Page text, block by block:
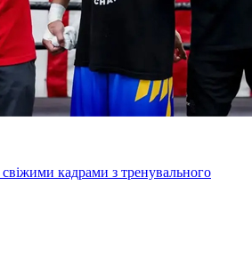
кадрами з тренувального